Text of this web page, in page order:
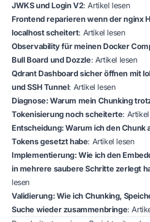
JWKS und Login V2:Artikel lesen
Frontend reparieren wenn der nginx
localhost scheitert: Artikel lesen
Observability für meinen Docker
Bull Board und Dozzle: Artikel lesen
Qdrant Dashboard sicher öffnen mit
und SSH Tunnel: Artikel lesen
Diagnose: Warum mein Chunking
Tokenisierung noch scheiterte:
Entscheidung: Warum ich den Chunk
Tokens gesetzt habe: Artikel lesen
Implementierung: Wie ich den
in mehrere saubere Schritte zerlegt
lesen
Validierung: Wie ich Chunking,
Suche wieder zusammenbringe: